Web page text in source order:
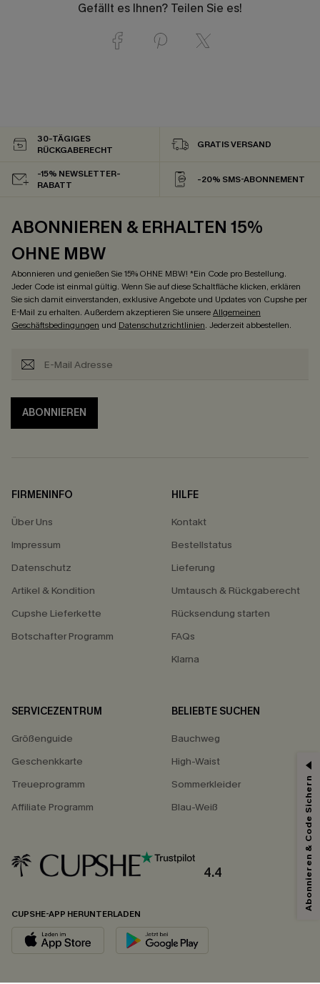
Gefällt es Ihnen? Teilen Sie es!
30-TÄGIGES
RÜCKGABERECHT
GRATIS VERSAND
-15% NEWSLETTER-
RABATT
-20% SMS-ABONNEMENT
ABONNIEREN & ERHALTEN 15%
OHNE MBW
Abonnieren und genießen Sie 15% OHNE MBW! *Ein Code pro Bestellung.
Jeder Code ist einmal gültig. Wenn Sie auf diese Schaltfläche klicken, erklären
Sie sich damit einverstanden, exklusive Angebote und Updates von Cupshe per
E-Mail zu erhalten. Außerdem akzeptieren Sie unsereAllgemeinen
Geschäftsbedingungen und Datenschutzrichtlinien. Jederzeit abbestellen.
ABONNIEREN
FIRMENINFO
Über Uns
Impressum
Datenschutz
Artikel & Kondition
Cupshe Lieferkette
Botschafter Programm
HILFE
Kontakt
Bestellstatus
Lieferung
Umtausch & Rückgaberecht
Rücksendung starten
FAQs
Klarna
SERVICEZENTRUM
Größenguide
Geschenkkarte
Treueprogramm
Affiliate Programm
BELIEBTE SUCHEN
Bauchweg
High-Waist
Sommerkleider
Blau-Weiß
4.4
CUPSHE-APP HERUNTERLADEN
Abonnieren & Code Sichern